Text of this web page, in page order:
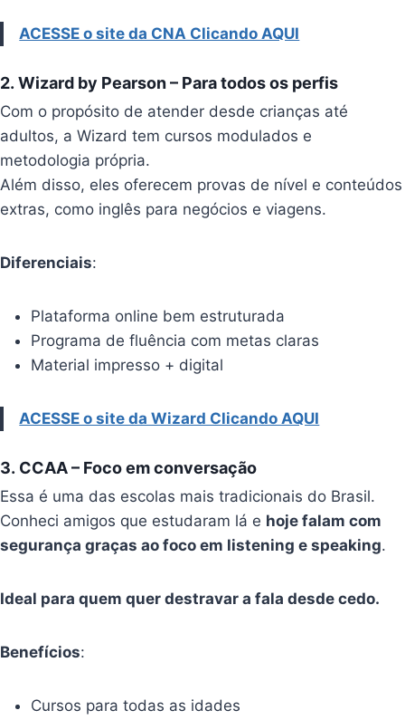
ACESSE o site da CNA Clicando AQUI
2.Wizard by Pearson– Para todos os perfis
Com o propósito de atender desde crianças até
adultos, a Wizard tem cursos modulados e
metodologia própria.
Além disso, eles oferecem provas de nível e conteúdos
extras, como inglês para negócios e viagens.
Diferenciais:
Plataforma online bem estruturada
Programa de fluência com metas claras
Material impresso + digital
ACESSE o site da Wizard Clicando AQUI
3. CCAA– Foco em conversação
Essa é uma das escolas mais tradicionais do Brasil.
Conheci amigos que estudaram lá e hoje falam com
segurança graças ao foco em listening e speaking.
Ideal para quem quer destravar a fala desde cedo.
Benefícios:
Cursos para todas as idades